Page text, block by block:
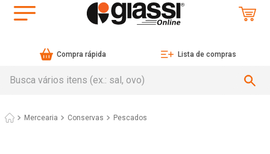
Compra rápida Lista de compras
Mercearia Conservas Pescados